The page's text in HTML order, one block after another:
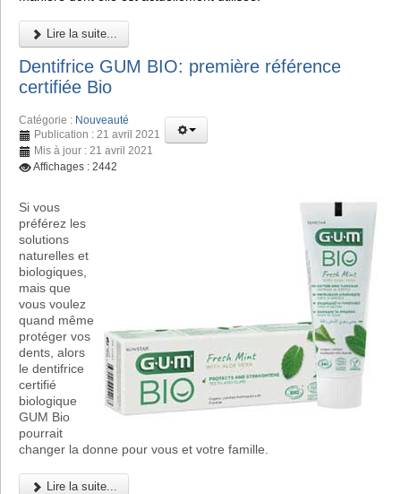
Lire la suite...
Dentifrice GUM BIO: première référence
certifiée Bio
Catégorie : Nouveauté
Publication : 21 avril 2021
Mis à jour : 21 avril 2021
Affichages : 2442
Si vous
préférez les
solutions
naturelles et
biologiques,
mais que
vous voulez
quand même
protéger vos
dents, alors
le dentifrice
certifié
biologique
GUM Bio
pourrait
changer la donne pour vous et votre famille.
Lire la suite...